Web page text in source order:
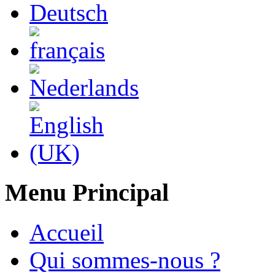
Menu Principal
Accueil
Qui sommes-nous ?